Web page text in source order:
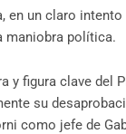
en un claro
maniobra política.
y figura clave del
su
como jefe de